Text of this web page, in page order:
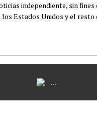
independiente, sin
Estados Unidos y el resto
...